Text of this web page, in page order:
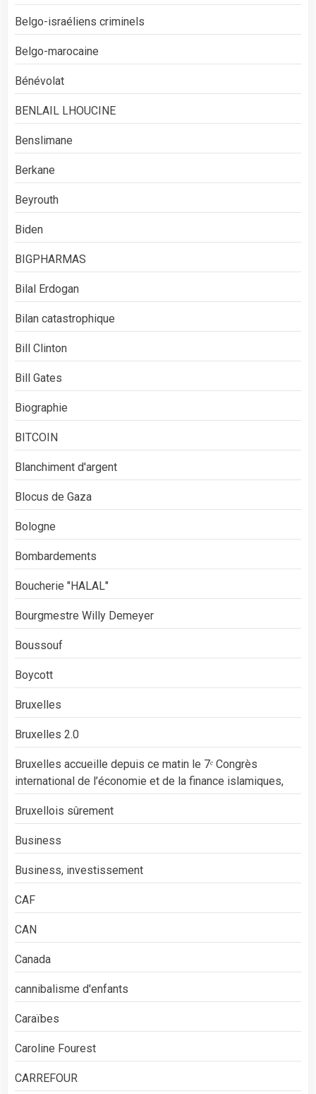
Belgo-israéliens criminels
Belgo-marocaine
Bénévolat
BENLAIL LHOUCINE
Benslimane
Berkane
Beyrouth
Biden
BIGPHARMAS
Bilal Erdogan
Bilan catastrophique
Bill Clinton
Bill Gates
Biographie
BITCOIN
Blanchiment d'argent
Blocus de Gaza
Bologne
Bombardements
Boucherie "HALAL"
Bourgmestre Willy Demeyer
Boussouf
Boycott
Bruxelles
Bruxelles 2.0
Bruxelles accueille depuis ce matin le 7ᵉ Congrès
international de l’économie et de la finance islamiques,
Bruxellois sûrement
Business
Business, investissement
CAF
CAN
Canada
cannibalisme d'enfants
Caraïbes
Caroline Fourest
CARREFOUR